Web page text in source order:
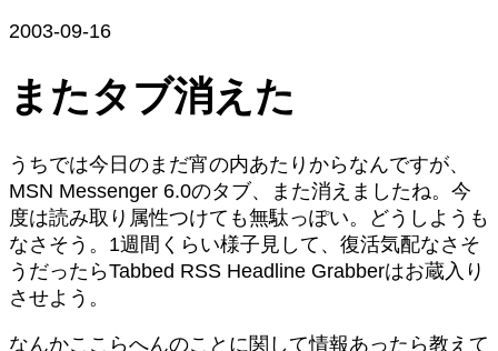
2003-09-16
またタブ消えた
うちでは今日のまだ宵の内あたりからなんですが、
MSN Messenger 6.0のタブ、また消えましたね。今
度は読み取り属性つけても無駄っぽい。どうしようも
なさそう。1週間くらい様子見して、復活気配なさそ
うだったらTabbed RSS Headline Grabberはお蔵入り
させよう。
なんかここらへんのことに関して情報あったら教えて